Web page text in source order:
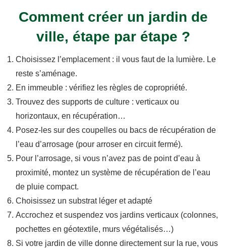
Comment créer un jardin de
ville, étape par étape ?
Choisissez l’emplacement : il vous faut de la lumière. Le
reste s’aménage.
En immeuble : vérifiez les règles de copropriété.
Trouvez des supports de culture : verticaux ou
horizontaux, en récupération…
Posez-les sur des coupelles ou bacs de récupération de
l’eau d’arrosage (pour arroser en circuit fermé).
Pour l’arrosage, si vous n’avez pas de point d’eau à
proximité, montez un système de récupération de l’eau
de pluie compact.
Choisissez un substrat léger et adapté
Accrochez et suspendez vos jardins verticaux (colonnes,
pochettes en géotextile, murs végétalisés…)
Si votre jardin de ville donne directement sur la rue, vous